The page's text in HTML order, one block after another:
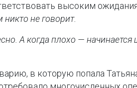
высоким
не говорит.
А когда плохо — начинается
в которую попала